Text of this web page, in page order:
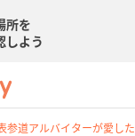
所を
しよう
参道アルバイターが愛し